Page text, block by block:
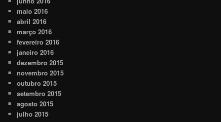
maio 2016
abril 2016
março 2016
fevereiro 2016
janeiro 2016
dezembro 2015
novembro 2015
outubro 2015
setembro 2015
agosto 2015
julho 2015